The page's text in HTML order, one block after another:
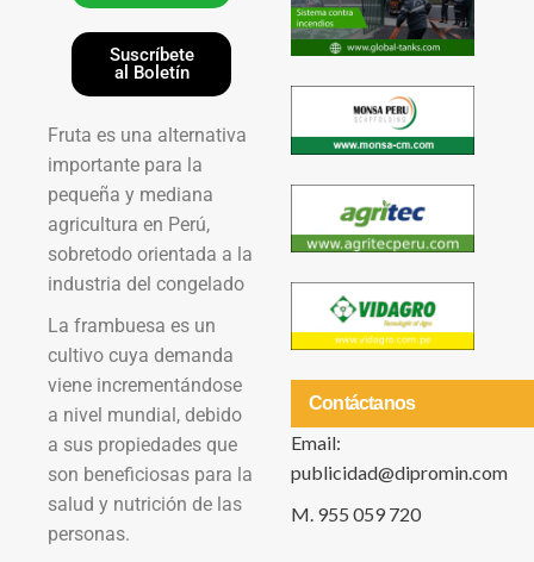
Suscríbete
al Boletín
Fruta es una alternativa
importante para la
pequeña y mediana
agricultura en Perú,
sobretodo orientada a la
industria del congelado
La frambuesa es un
cultivo cuya demanda
viene incrementándose
a nivel mundial, debido
a sus propiedades que
son beneficiosas para la
salud y nutrición de las
personas.
Contáctanos
Email:
publicidad@dipromin.com
M. 955 059 720